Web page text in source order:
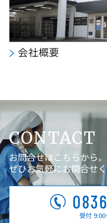
会社概要
CONTACT
お問合せはこちらから。
ぜひお気軽にお問合せく
受付